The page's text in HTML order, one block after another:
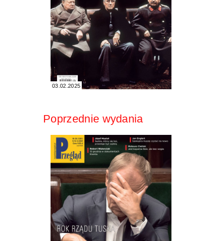
03.02.2025
Poprzednie wydania